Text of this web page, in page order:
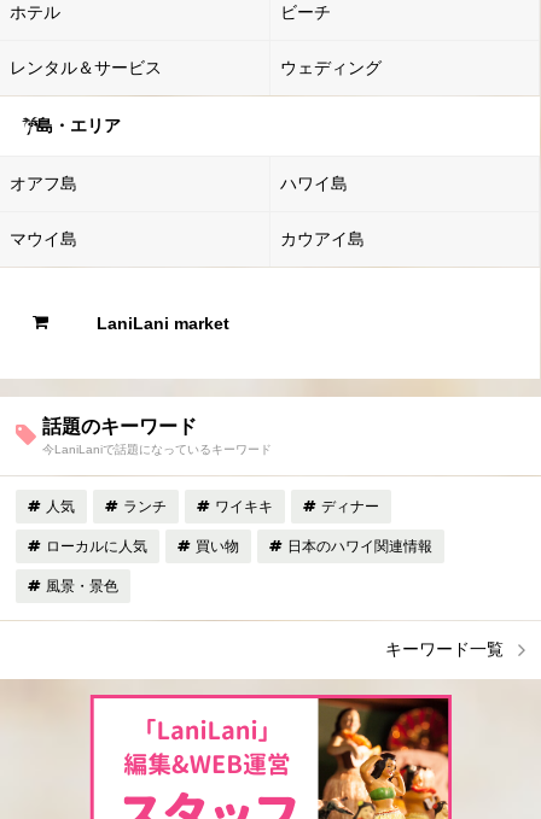
ホテル ビーチ
レンタル＆サービス ウェディング
島・エリア
オアフ島 ハワイ島
マウイ島 カウアイ島
LaniLani market
話題のキーワード
今LaniLaniで話題になっているキーワード
人気 ランチ ワイキキ ディナー
ローカルに人気 買い物 日本のハワイ関連情報
風景・景色
キーワード一覧